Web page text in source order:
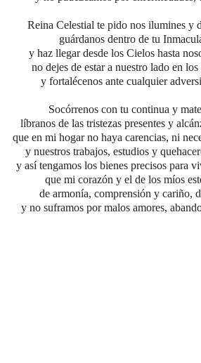
Reina Celestial te pido nos ilumines y
guárdanos dentro de tu
y haz llegar desde los Cielos hasta
no dejes de estar a nuestro lado en
y fortalécenos ante cualquier
Socórrenos con tu continua y
líbranos de las tristezas presentes y
que en mi hogar no haya carencias, ni
y nuestros trabajos, estudios y
y así tengamos los bienes precisos para
que mi corazón y el de los míos
de armonía, comprensión y cariño,
y no suframos por malos amores,